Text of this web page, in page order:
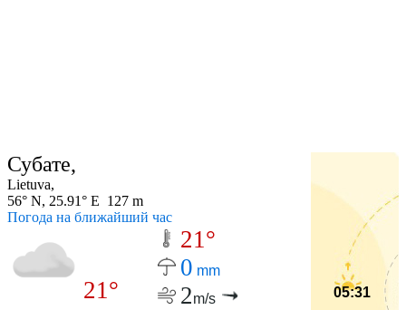
Субате,
Lietuva,
56° N, 25.91° E 127 m
Погода на ближайший час
21°
21°
0 mm
2m/s 05:31